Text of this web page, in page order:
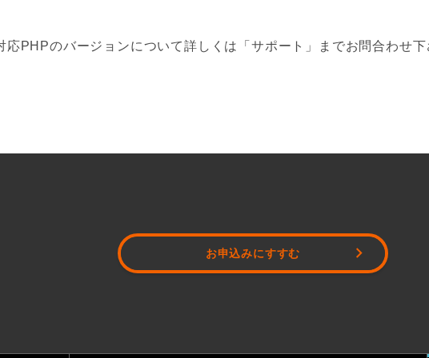
PHPのバージョンについて詳しくは「サポート」までお問合わせ下
お申込みにすすむ